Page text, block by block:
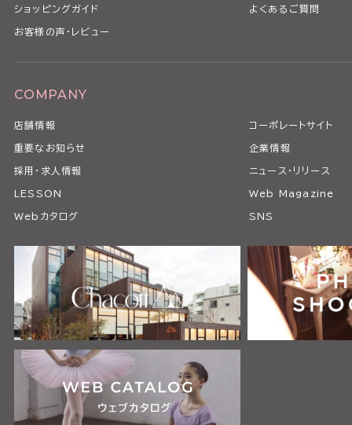
ショッピングガイド よくあるご質問
お客様の声・レビュー
COMPANY
店舗情報 コーポレートサイト
重要なお知らせ 企業情報
採用・求人情報 ニュース・リリース
LESSON Web Magazine
Webカタログ SNS